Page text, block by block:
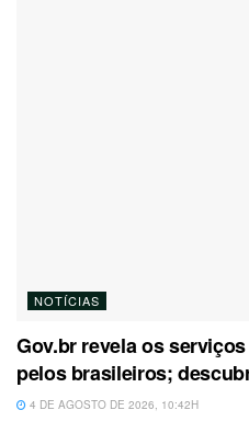
NOTÍCIAS
Gov.br revela os
pelos brasileiros;
4 DE AGOSTO DE 2026, 10:42H